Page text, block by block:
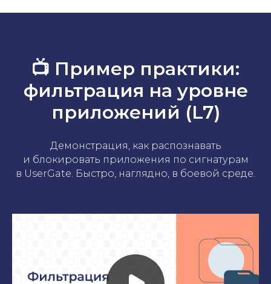
📺 Пример практики:
фильтрация на уровне
приложений (L7)
Демонстрация, как распознавать
и блокировать приложения по сигнатурам
в UserGate. Быстро, наглядно, в боевой среде.